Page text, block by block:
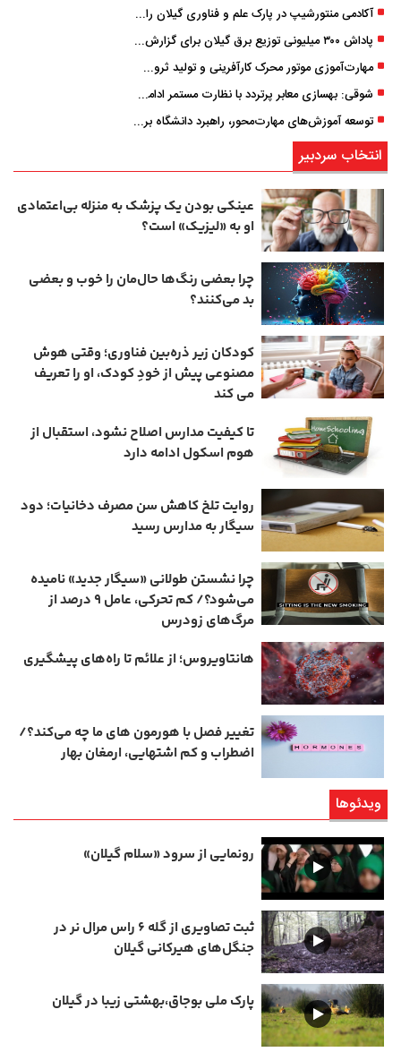
آکادمی منتورشیپ در پارک علم و فناوری گیلان راه‌اندازی شد
پاداش ۳۰۰ میلیونی توزیع برق گیلان برای گزارش ماینرهای غیرمجاز
مهارت‌آموزی موتور محرک کارآفرینی و تولید ثروت است
شوقی: بهسازی معابر پرتردد با نظارت مستمر ادامه دارد
توسعه آموزش‌های مهارت‌محور، راهبرد دانشگاه برای تربیت نیروی متخصص است
انتخاب سردبیر
عینکی‌ بودن یک پزشک به منزله بی‌اعتمادی
او به «لیزیک» است؟
چرا بعضی رنگ‌ها حال‌مان را خوب و بعضی
بد می‌کنند؟
کودکان زیر ذره‌بین فناوری؛ وقتی هوش
مصنوعی پیش از خودِ کودک، او را تعریف
می ‌کند
تا کیفیت مدارس اصلاح نشود، استقبال از
هوم ‌اسکول ادامه دارد
روایت تلخ کاهش سن مصرف دخانیات؛ دود
سیگار به مدارس رسید
چرا نشستن طولانی «سیگار جدید» نامیده
می‌شود؟/ کم‌ تحرکی، عامل ۹ درصد از
مرگ‌های زودرس
هانتاویروس؛ از علائم تا راه‌های پیشگیری
تغییر فصل با هورمون‌ های ما چه می‌کند؟/
اضطراب و کم‌ اشتهایی، ارمغان بهار
ویدئوها
رونمایی از سرود «سلام گیلان»
ثبت تصاویری از گله ۶ راس مرال نر در
جنگل‌های هیرکانی گیلان
پارک ملی بوجاق،بهشتی زیبا در گیلان